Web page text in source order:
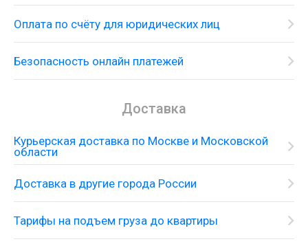
Оплата по счёту для юридических лиц
Безопасность онлайн платежей
Доставка
Курьерская доставка по Москве и Московской
области
Доставка в другие города России
Тарифы на подъем груза до квартиры